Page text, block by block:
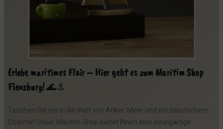
Erlebe maritimes Flair – Hier geht es zum Maritim Shop
Flensburg!🌊⚓
Tauchen Sie ein in die Welt von Anker, Meer und norddeutschem
Charme! Unser Maritim Shop bietet Ihnen eine einzigartige